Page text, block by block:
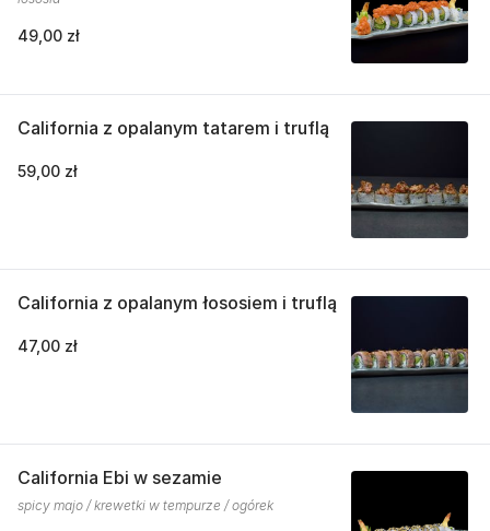
49,00 zł
California z opalanym tatarem i truflą
59,00 zł
California z opalanym łososiem i truflą
47,00 zł
California Ebi w sezamie
spicy majo / krewetki w tempurze / ogórek